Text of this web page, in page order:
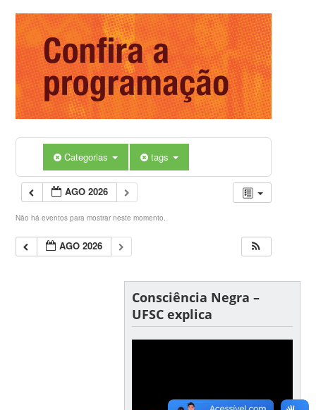
Categorias tags
AGO 2026
Não há eventos para mostrar neste momento.
AGO 2026
Consciência Negra –
UFSC explica